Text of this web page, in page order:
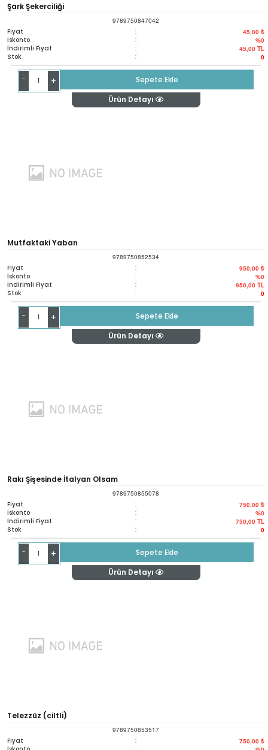
Şark Şekerciliği
9789750847042
Fiyat : 45,00 ₺
İskonto : %0
İndirimli Fiyat : 45,00 TL
Stok : 0
- +
Sepete Ekle
Ürün Detayı
Mutfaktaki Yaban
9789750852534
Fiyat : 950,00 ₺
İskonto : %0
İndirimli Fiyat : 950,00 TL
Stok : 0
- +
Sepete Ekle
Ürün Detayı
Rakı Şişesinde İtalyan Olsam
9789750855078
Fiyat : 750,00 ₺
İskonto : %0
İndirimli Fiyat : 750,00 TL
Stok : 0
- +
Sepete Ekle
Ürün Detayı
Telezzüz (ciltli)
9789750853517
Fiyat : 750,00 ₺